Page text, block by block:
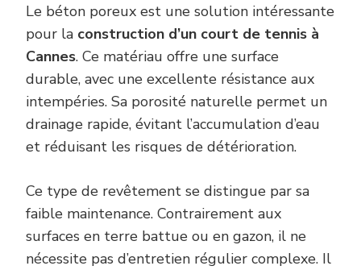
Le béton poreux est une solution intéressante
pour la construction d’un court de tennis à
Cannes. Ce matériau offre une surface
durable, avec une excellente résistance aux
intempéries. Sa porosité naturelle permet un
drainage rapide, évitant l’accumulation d’eau
et réduisant les risques de détérioration.
Ce type de revêtement se distingue par sa
faible maintenance. Contrairement aux
surfaces en terre battue ou en gazon, il ne
nécessite pas d’entretien régulier complexe. Il